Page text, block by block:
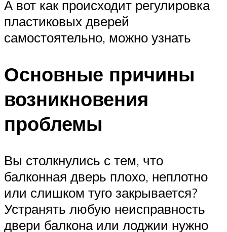
А вот как происходит регулировка
пластиковых дверей
самостоятельно, можно узнать
Основные причины
возникновения
проблемы
Вы столкнулись с тем, что
балконная дверь плохо, неплотно
или слишком туго закрывается?
Устранять любую неисправность
двери балкона или лоджии нужно